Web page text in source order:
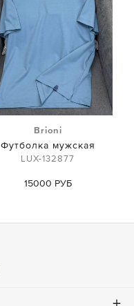
Brioni
Футболка мужская
LUX-132877
15000 РУБ